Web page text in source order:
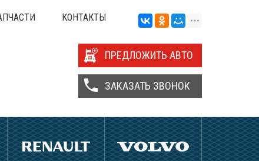
КОНТАКТЫ
ПРЕДЛОЖИТЬ АВТО
ЗАКАЗАТЬ ЗВОНОК